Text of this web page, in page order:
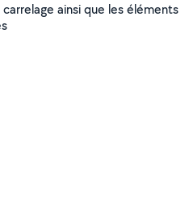
carrelage ainsi que les éléments